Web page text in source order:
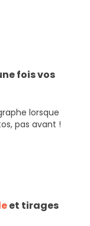
fois vos
lorsque
pas avant !
et tirages